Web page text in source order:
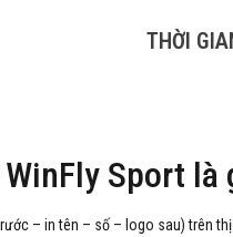
THỜI
Sport là
– in tên – số – logo sau) trên